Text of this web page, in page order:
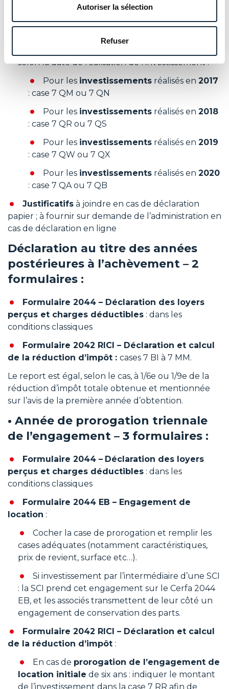
Autoriser la sélection
Refuser
de la réduction d’impôt :
Logements achevés en 2020 : le montant
de l’investissementdoit être porté page 5, n° 7
selon la date de réalisation de l’investissement :
Pour les investissements réalisés en 2017
: case 7 QM ou 7 QN
Pour les investissements réalisés en 2018
: case 7 QR ou 7 QS
Pour les investissements réalisés en 2019
: case 7 QW ou 7 QX
Pour les investissements réalisés en 2020
: case 7 QA ou 7 QB
Justificatifs à joindre en cas de déclaration
papier ; à fournir sur demande de l’administration en
cas de déclaration en ligne
Déclaration au titre des années
postérieures à l’achèvement – 2
formulaires :
Formulaire 2044 – Déclaration des loyers
perçus et charges déductibles : dans les
conditions classiques
Formulaire 2042 RICI – Déclaration et calcul
de la réduction d’impôt : cases 7 BI à 7 MM.
Le report est égal, selon le cas, à 1/6e ou 1/9e de la
réduction d’impôt totale obtenue et mentionnée
sur l’avis de la première année d’obtention.
• Année de prorogation triennale
de l’engagement – 3 formulaires :
Formulaire 2044 – Déclaration des loyers
perçus et charges déductibles : dans les
conditions classiques
Formulaire 2044 EB – Engagement de
location :
Cocher la case de prorogation et remplir les
cases adéquates (notamment caractéristiques,
prix de revient, surface etc…).
Si investissement par l’intermédiaire d’une SCI
: la SCI prend cet engagement sur le Cerfa 2044
EB, et les associés transmettent de leur côté un
engagement de conservation des parts.
Formulaire 2042 RICI – Déclaration et calcul
de la réduction d’impôt :
En cas de prorogation de l’engagement de
location initiale de six ans : indiquer le montant
de l’investissement dans la case 7 RR afin de